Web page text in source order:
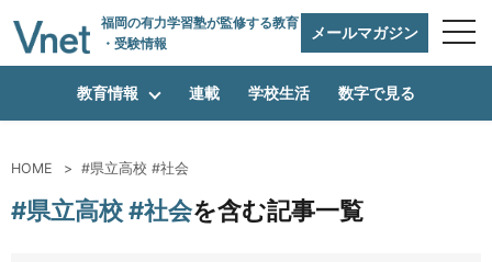
福岡の有力学習塾が監修する教育
・受験情報
メールマガジン
編集方針
教育情報 連載 学校生活 数字で見る
HOME #県立高校 #社会
#県立高校 #社会を含む記事一覧